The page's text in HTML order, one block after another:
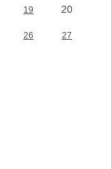
19 20
26 27